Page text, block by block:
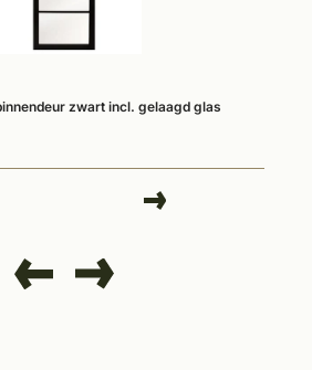
zwart incl. gelaagd glas